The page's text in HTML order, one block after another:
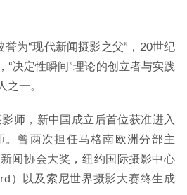
誉为“现代新闻摄影之父”，20世纪
“决定性瞬间”理论的创立者与实践
之一。
师，新中国成立后首位获准进入
。曾两次担任马格南欧洲分部主
闻协会大奖，纽约国际摄影中心
）以及索尼世界摄影大赛终生成